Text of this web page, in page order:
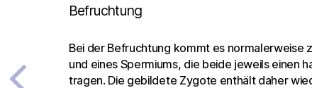
Befruchtung
Bei der Befruchtung kommt es normalerweise
und eines Spermiums, die beide jeweils einen
tragen. Die gebildete Zygote enthält daher